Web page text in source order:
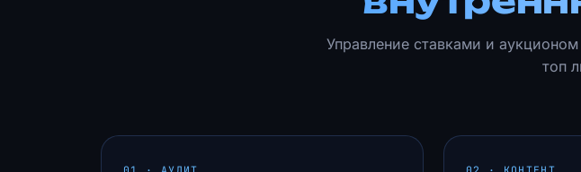
Управление ставками и
топ